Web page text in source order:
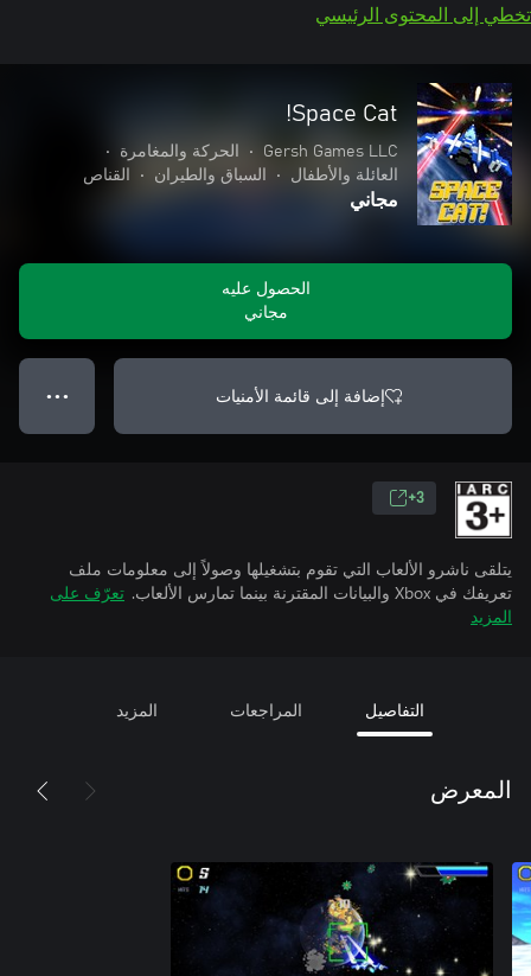
تخطي إلى المحتوى الرئيسي
Space Cat!
Gersh Games LLC
• الحركة والمغامرة
•
العائلة والأطفال
• السباق والطيران • القناص
مجاني
الحصول عليه
مجاني
إضافة إلى قائمة الأمنيات ● ● ●
3+
يتلقى ناشرو الألعاب التي تقوم بتشغيلها وصولاً إلى معلومات ملف
تعريفك في Xbox والبيانات المقترنة بينما تمارس الألعاب.
تعرّف على
المزيد
التفاصيل المراجعات المزيد
المعرض